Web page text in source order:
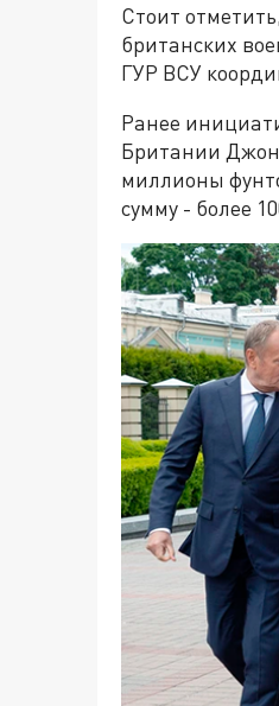
Стоит
британских
ГУР ВСУ
Ранее
Британии Джон
миллионы
сумму - более